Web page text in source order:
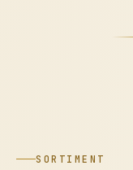
SORTIMENT